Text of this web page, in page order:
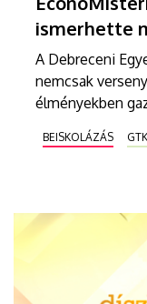
ismerhette
A Debreceni
nemcsak
élményekben
GTK immár
képzéseiről és
BEISKOLÁZÁS GTK